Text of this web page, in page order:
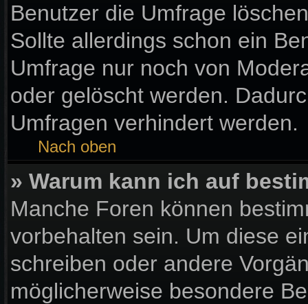
Benutzer die Umfrage
Sollte allerdings schon ein
Umfrage nur noch von
oder gelöscht werden.
Umfragen verhindert werden.
Nach oben
» Warum kann ich auf
Manche Foren können
vorbehalten sein. Um diese
schreiben oder andere
möglicherweise besondere